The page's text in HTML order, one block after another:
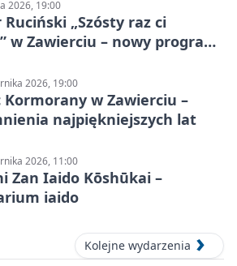
2026, 19:00
Ruciński „Szósty raz ci
w Zawierciu – nowy program
2026, 19:00
Kormorany w Zawierciu –
najpiękniejszych lat
2026, 11:00
Zan Iaido Kōshūkai –
iaido
Kolejne wydarzenia